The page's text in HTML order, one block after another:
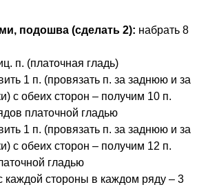
подошва (сделать 2): набрать 8
п. (платочная гладь)
1 п. (провязать п. за заднюю и за
с обеих сторон – получим 10 п.
платочной гладью
1 п. (провязать п. за заднюю и за
с обеих сторон – получим 12 п.
гладью
каждой стороны в каждом ряду – 3